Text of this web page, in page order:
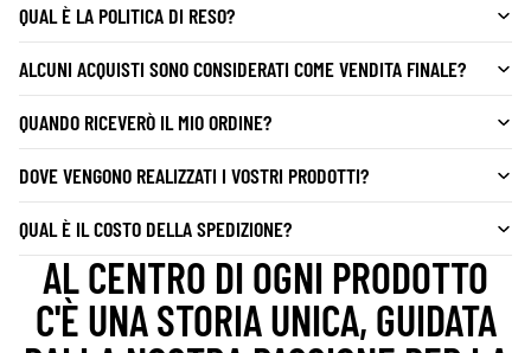
QUAL È LA POLITICA DI RESO?
ALCUNI ACQUISTI SONO CONSIDERATI COME VENDITA FINALE?
QUANDO RICEVERÒ IL MIO ORDINE?
DOVE VENGONO REALIZZATI I VOSTRI PRODOTTI?
QUAL È IL COSTO DELLA SPEDIZIONE?
AL CENTRO DI OGNI PRODOTTO
C'È UNA STORIA UNICA, GUIDATA